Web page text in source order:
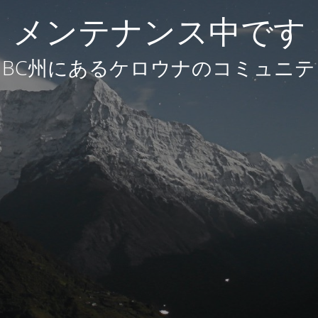
メンテナンス中です
州にあるケロウナのコミュニ